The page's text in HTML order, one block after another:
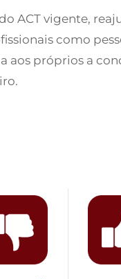
ACT vigente,
como
próprios a